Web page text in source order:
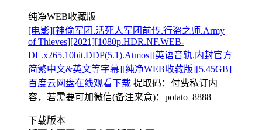
纯净WEB收藏版
[电影][神偷军团.活死人军团前传.行盗之师.Army
of Thieves][2021][1080p.HDR.NF.WEB-
DL.x265.10bit.DDP(5.1).Atmos][英语音轨.内封官方
简繁中文&英文等字幕][纯净WEB收藏版][5.45GB]
百度云网盘在线观看下载 提取码： 付费私订内
容，若需要可加微信(备注来意)：potato_8888
下载版本